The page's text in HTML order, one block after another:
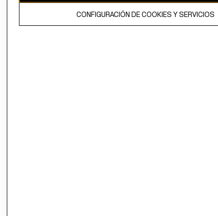
El contenido de esta página web está protegido por copyright y es
propiedad de H&M Hennes & Mauritz AB.CONFIGURACIÓN DE COOKIES Y SERVICIOS